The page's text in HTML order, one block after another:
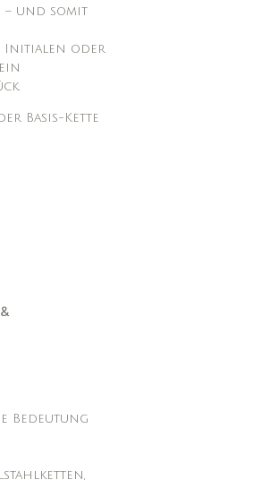
– und somit
Initialen oder
Basis-Kette
Bedeutung